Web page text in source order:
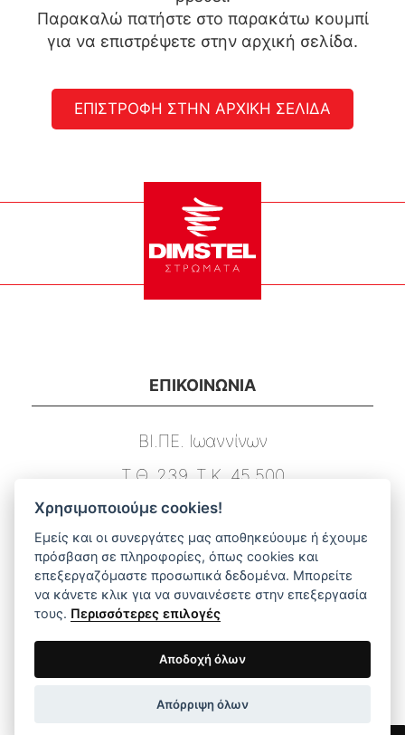
Παρακαλώ πατήστε στο παρακάτω κουμπί
για να επιστρέψετε στην αρχική σελίδα.
ΕΠΙΣΤΡΟΦΗ ΣΤΗΝ ΑΡΧΙΚΗ ΣΕΛΙΔΑ
ΕΠΙΚΟΙΝΩΝΙΑ
ΒΙ.ΠΕ. Ιωαννίνων
Τ.Θ. 239, Τ.Κ. 45 500
Τ. 26510 03131
F. 26510 03133
E. info@dimstel.gr
ΑΜΕΣΗ ΠΛΟΗΓΗΣΗ ΣΤΟ ΜΕΝΟΥ
Χρησιμοποιούμε cookies!
Εμείς και οι συνεργάτες μας αποθηκεύουμε ή έχουμε
πρόσβαση σε πληροφορίες, όπως cookies και
επεξεργαζόμαστε προσωπικά δεδομένα. Μπορείτε
να κάνετε κλικ για να συναινέσετε στην επεξεργασία
τους. Περισσότερες επιλογές
Αποδοχή όλων
Απόρριψη όλων